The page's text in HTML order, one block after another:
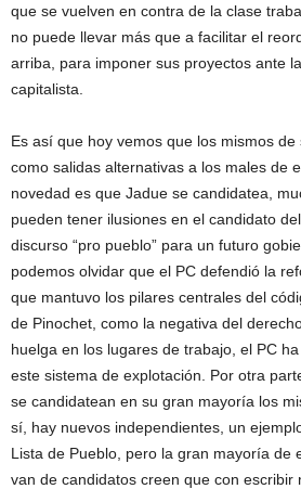
que se vuelven en contra de la clase
no puede llevar más que a facilitar el
arriba, para imponer sus proyectos ante
capitalista.
Es así que hoy vemos que los mismos
como salidas alternativas a los males de
novedad es que Jadue se candidatea,
pueden tener ilusiones en el candidato
discurso “pro pueblo” para un futuro
podemos olvidar que el PC defendió la
que mantuvo los pilares centrales del
de Pinochet, como la negativa del
huelga en los lugares de trabajo, el PC
este sistema de explotación. Por otra
se candidatean en su gran mayoría los
sí, hay nuevos independientes, un
Lista de Pueblo, pero la gran mayoría de
van de candidatos creen que con escribir